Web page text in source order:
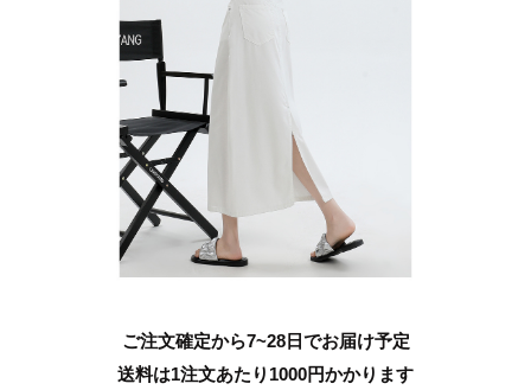
ご注文確定から7~28日でお届け予定
送料は1注文あたり 1000円かかります